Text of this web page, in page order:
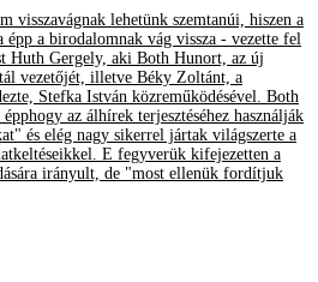
lehetünk szemtanúi, hiszen a
épp a birodalomnak vág vissza - vezette fel
Huth Gergely, aki Both Hunort, az új
vezetőjét, illetve Béky Zoltánt, a
Stefka István közreműködésével. Both
az álhírek terjesztéséhez használják
és elég nagy sikerrel jártak világszerte a
E fegyverük kifejezetten a
irányult, de "most ellenük fordítjuk